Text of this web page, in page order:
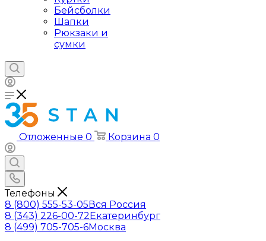
Бейсболки
Шапки
Рюкзаки и
сумки
Отложенные 0 Корзина 0
Телефоны
8 (800) 555-53-05Вся Россия
8 (343) 226-00-72Екатеринбург
8 (499) 705-705-6Москва